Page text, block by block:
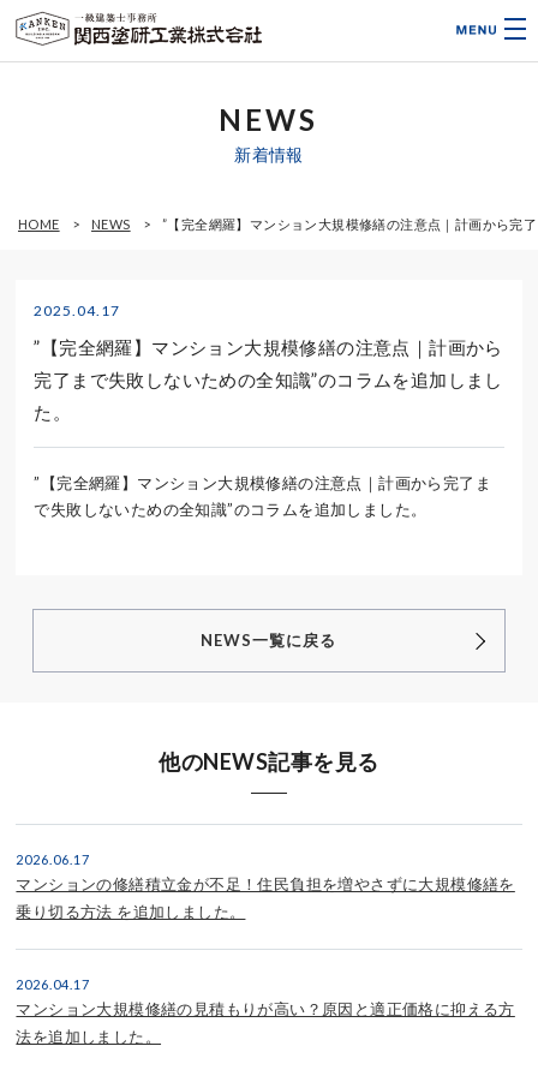
NEWS
新着情報
HOME NEWS ”【完全網羅】マンション大規模修繕の注意点｜計画から完
2025.04.17
”【完全網羅】マンション大規模修繕の注意点｜計画から
完了まで失敗しないための全知識”のコラムを追加しまし
た。
”【完全網羅】マンション大規模修繕の注意点｜計画から完了ま
で失敗しないための全知識”のコラムを追加しました。
NEWS一覧に戻る
他のNEWS記事を見る
2026.06.17
マンションの修繕積立金が不足！住民負担を増やさずに大規模修繕を
乗り切る方法 を追加しました。
2026.04.17
マンション大規模修繕の見積もりが高い？原因と適正価格に抑える方
法を追加しました。